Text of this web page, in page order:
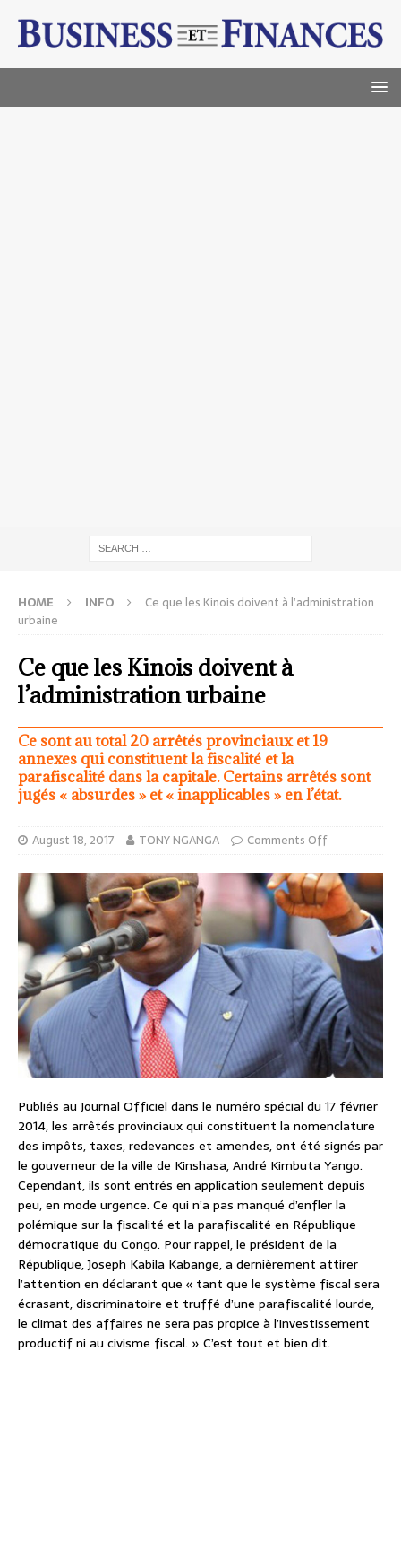
HOME INFO
Ce que les Kinois doivent à l’administration
urbaine
Ce que les Kinois doivent à
l’administration urbaine
Ce sont au total 20 arrêtés provinciaux et 19
annexes qui constituent la fiscalité et la
parafiscalité dans la capitale. Certains arrêtés sont
jugés « absurdes » et « inapplicables » en l’état.
August 18, 2017 TONY NGANGA Comments Off
Publiés au Journal Officiel dans le numéro spécial du 17 février
2014, les arrêtés provinciaux qui constituent la nomenclature
des impôts, taxes, redevances et amendes, ont été signés par
le gouverneur de la ville de Kinshasa, André Kimbuta Yango.
Cependant, ils sont entrés en application seulement depuis
peu, en mode urgence. Ce qui n’a pas manqué d’enfler la
polémique sur la fiscalité et la parafiscalité en République
démocratique du Congo. Pour rappel, le président de la
République, Joseph Kabila Kabange, a dernièrement attirer
l’attention en déclarant que « tant que le système fiscal sera
écrasant, discriminatoire et truffé d’une parafiscalité lourde,
le climat des affaires ne sera pas propice à l’investissement
productif ni au civisme fiscal. » C’est tout et bien dit.